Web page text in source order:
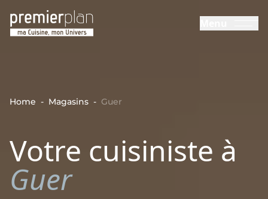
Home - Magasins - Guer
Votre cuisiniste à
Guer